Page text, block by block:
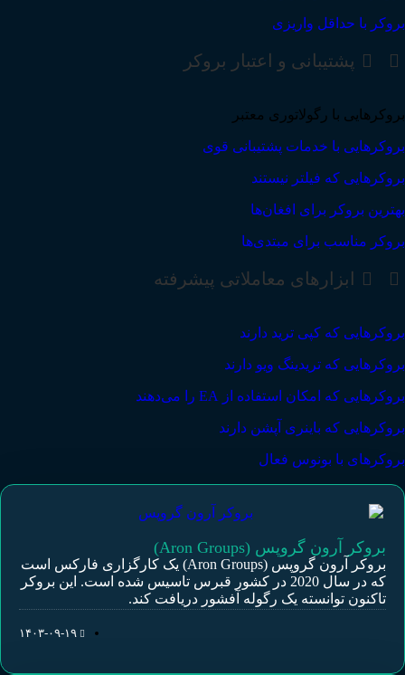
بروکر با حداقل واریزی
پشتیبانی و اعتبار بروکر
بروکرهایی با رگولاتوری معتبر
بروکرهایی با خدمات پشتیبانی قوی
بروکرهایی که فیلتر نیستند
بهترین بروکر برای افغان‌ها
بروکر مناسب برای مبتدی‌ها
ابزارهای معاملاتی پیشرفته
بروکرهایی که کپی ترید دارند
بروکرهایی که تریدینگ ویو دارند
بروکرهایی که امکان استفاده از EA را می‌دهند
بروکرهایی که باینری آپشن دارند
بروکرهای با بونوس فعال
بروکر آرون گروپس (Aron Groups)
بروکر آرون گروپس (Aron Groups) یک کارگزاری فارکس است
که در سال 2020 در کشور قبرس تاسیس شده است. این بروکر
تاکنون توانسته یک رگوله آفشور دریافت کند.
۱۴۰۳-۰۹-۱۹